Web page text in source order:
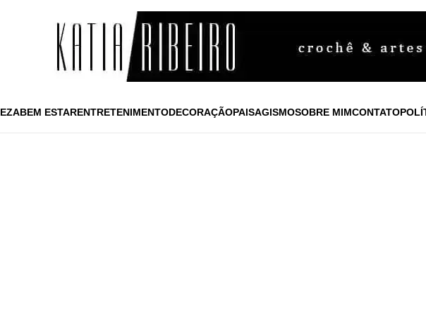
BEM ESTARENTRETENIMENTODECORAÇÃOPAISAGISMOSOBRE MIMCONTATO